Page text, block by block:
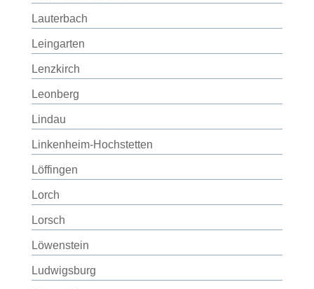
Lauterbach
Leingarten
Lenzkirch
Leonberg
Lindau
Linkenheim-Hochstetten
Löffingen
Lorch
Lorsch
Löwenstein
Ludwigsburg